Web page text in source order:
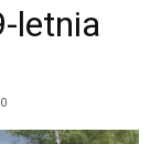
letnia
0